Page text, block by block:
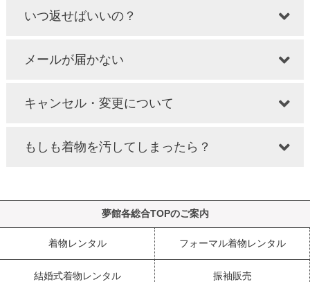
いつ返せばいいの？
メールが届かない
キャンセル・変更について
もしも着物を汚してしまったら？
夢館各総合TOPのご案内
着物レンタル フォーマル着物レンタル
結婚式着物レンタル 振袖販売